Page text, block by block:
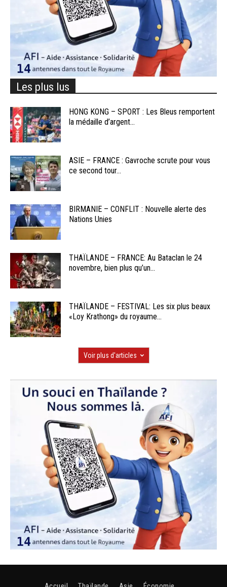
Les plus lus
HONG KONG – SPORT : Les Bleus remportent
la médaille d’argent...
ASIE – FRANCE : Gavroche scrute pour vous
ce second tour...
BIRMANIE – CONFLIT : Nouvelle alerte des
Nations Unies
THAÏLANDE – FRANCE: Au Bataclan le 24
novembre, bien plus qu’un...
THAÏLANDE – FESTIVAL: Les six plus beaux
«Loy Krathong» du royaume...
Voir plus d'articles